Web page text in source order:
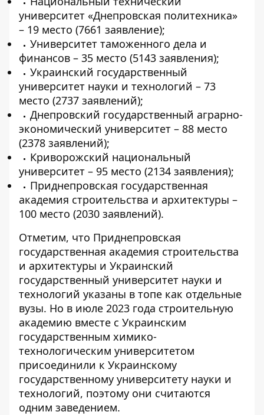
университет «Днепровская политехника»
– 19 место (7661 заявление);
Университет таможенного дела и
финансов – 35 место (5143 заявления);
Украинский государственный
университет науки и технологий – 73
место (2737 заявлений);
Днепровский государственный аграрно-
экономический университет – 88 место
(2378 заявлений);
Криворожский национальный
университет – 95 место (2134 заявления);
Приднепровская государственная
академия строительства и архитектуры –
100 место (2030 заявлений).
Отметим, что Приднепровская
государственная академия строительства
и архитектуры и Украинский
государственный университет науки и
технологий указаны в топе как отдельные
вузы. Но в июле 2023 года строительную
академию вместе с Украинским
государственным химико-
технологическим университетом
присоединили к Украинскому
государственному университету науки и
технологий, поэтому они считаются
одним заведением.